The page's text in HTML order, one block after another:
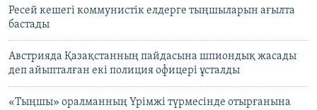
Ресей кешегі коммунистік елдерге тыңшыларын ағылта
бастады
Австрияда Қазақстанның пайдасына шпиондық жасады
деп айыпталған екі полиция офицері ұсталды
«Тыңшы» оралманның Үрімжі түрмесінде отырғанына